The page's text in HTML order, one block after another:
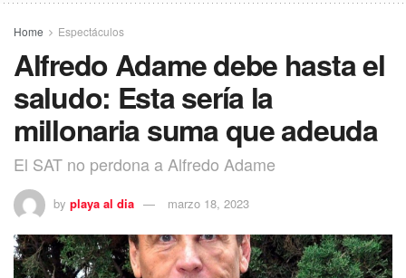
Home Espectáculos
Alfredo Adame debe hasta el
saludo: Esta sería la
millonaria suma que adeuda
El SAT no perdona a Alfredo Adame
by playa al dia marzo 18, 2023